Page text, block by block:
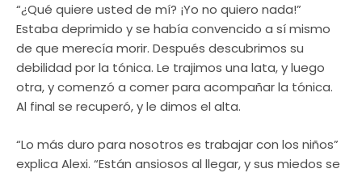
“¿Qué quiere usted de mí? ¡Yo no quiero nada!”
Estaba deprimido y se había convencido a sí mismo
de que merecía morir. Después descubrimos su
debilidad por la tónica. Le trajimos una lata, y luego
otra, y comenzó a comer para acompañar la tónica.
Al final se recuperó, y le dimos el alta.
“Lo más duro para nosotros es trabajar con los niños”
explica Alexi. “Están ansiosos al llegar, y sus miedos se